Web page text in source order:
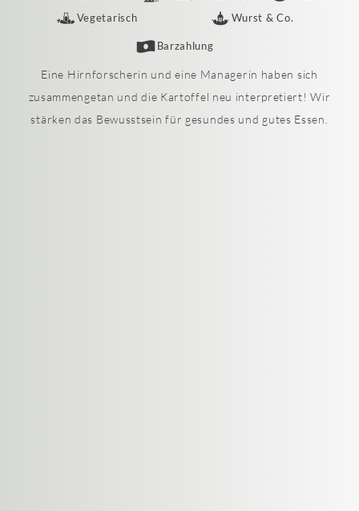
Vegetarisch
Wurst & Co.
Barzahlung
Eine Hirnforscherin und eine Managerin haben sich
zusammengetan und die Kartoffel neu interpretiert! Wir
stärken das Bewusstsein für gesundes und gutes Essen.